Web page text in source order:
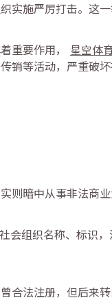
实施严厉打击。这
重要作用， 星空体
销等活动，严重破
则暗中从事非法商
会组织名称、标识
合法注册，但后来